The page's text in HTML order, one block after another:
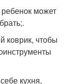
может
коврик, чтобы
кухня,